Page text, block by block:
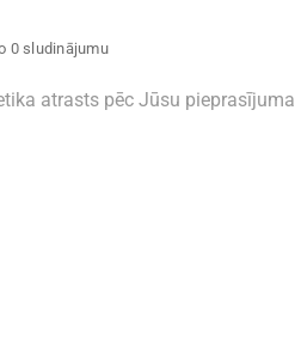
0 sludinājumu
atrasts pēc Jūsu pieprasījuma